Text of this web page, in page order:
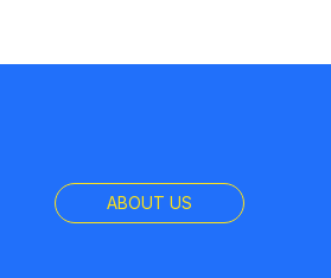
ABOUT US